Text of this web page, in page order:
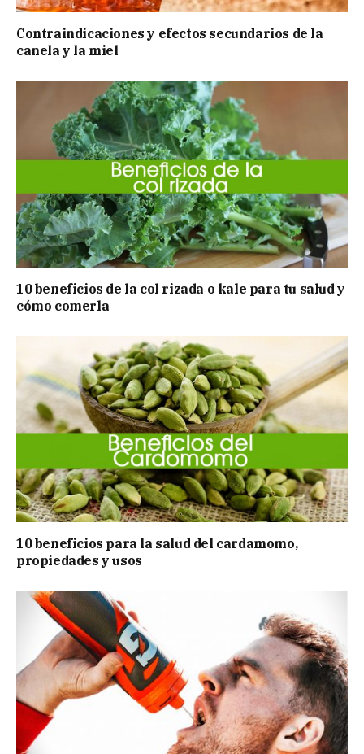
Contraindicaciones y efectos secundarios de la
canela y la miel
10 beneficios de la col rizada o kale para tu salud y
cómo comerla
10 beneficios para la salud del cardamomo,
propiedades y usos